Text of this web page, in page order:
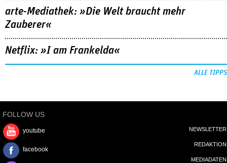
arte-Mediathek: »Die Welt braucht mehr
Zauberer«
Netflix: »I am Frankelda«
ALLE TIPPS
FOLLOW US
youtube
facebook
NEWSLETTER
REDAKTION
MEDIADATEN